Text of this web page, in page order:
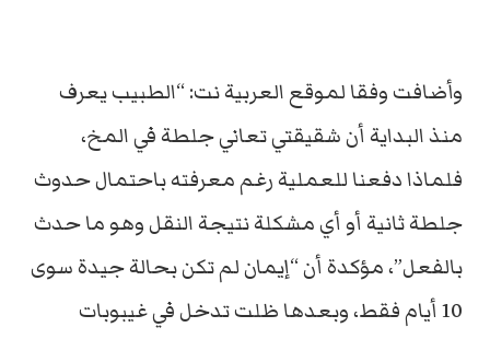
وأضافت وفقا لموقع العربية نت: “الطبيب يعرف
منذ البداية أن شقيقتي تعاني جلطة في المخ،
فلماذا دفعنا للعملية رغم معرفته باحتمال حدوث
جلطة ثانية أو أي مشكلة نتيجة النقل وهو ما حدث
بالفعل”، مؤكدة أن “إيمان لم تكن بحالة جيدة سوى
10 أيام فقط، وبعدها ظلت تدخل في غيبوبات